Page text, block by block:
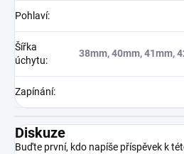
Pohlaví:
Šířka
úchytu:
38mm, 40mm, 41mm,
Zapínání:
Diskuze
Buďte první, kdo napíše příspěvek k